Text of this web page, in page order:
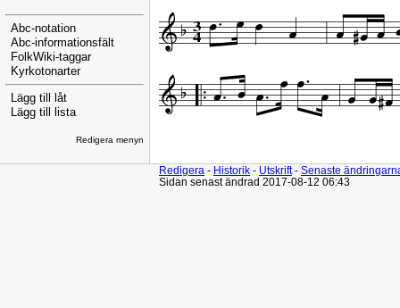
Abc-notation
Abc-informationsfält
FolkWiki-taggar
Kyrkotonarter
Lägg till låt
Lägg till lista
Redigera menyn
Redigera - Historik - Utskrift- Senaste
Sidan senast ändrad 2017-08-12 06:43